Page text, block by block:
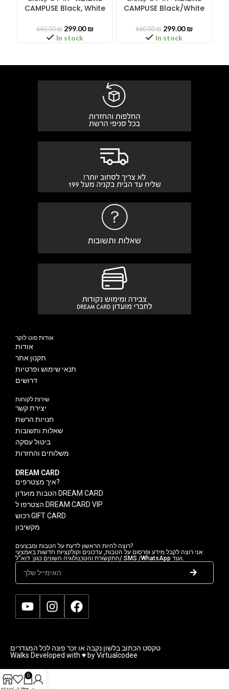
CAMPUSE Black, White
660.00₪ 299.00₪
In stock
CAMPUSE Black/White
660.00₪ 299.00₪
In stock
אודות פוט לוקר
אודות
תקנון אתר
תנאי שימוש ופרטיות
דרושים
שירות לקוחות
יצירת קשר
חנויות הרשת
שאלות ותשובות
ביטול עסקה
משלוחים והחזרות
DREAM CARD
איך מצטרפים?
הטבות מועדון DREAM CARD
הצטרפו ל DREAM CARD VIP
רכוש GIFT CARD
מקשיבון
רוצה להיות הראשון לדעת על הטבות ומבצעים?
אני רוצה לקבל מידע ופרסום על הטבות, עדכונים וקולקציות חדשות באמצעי
התקשורת והטכנולוגיה השונים כגון: דוא"ל/ SMS /WhatsApp ועוד.
טקסט הכתוב בלשון נקבה או זכר פונה לכל המגדרים
Walks Developed with ♥ by Virtualcodee
0